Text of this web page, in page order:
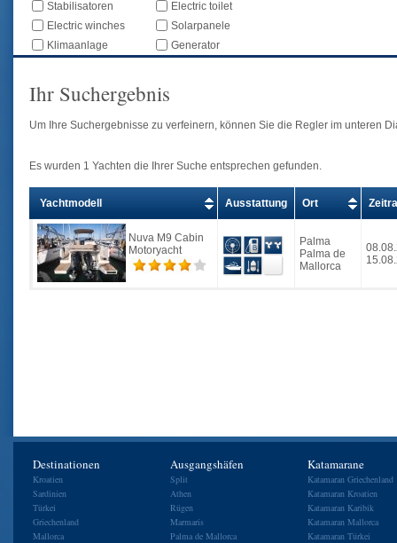
Stabilisatoren
Electric toilet
Electric winches
Solarpanele
Klimaanlage
Generator
Ihr Suchergebnis
Um Ihre Suchergebnisse zu verfeinern, können Sie die Regler im unteren
Es wurden 1 Yachten die Ihrer Suche entsprechen gefunden.
Yachtmodell Ausstattung Ort
Nuva M9 Cabin
Motoryacht
Palma
Palma de
Mallorca
Destinationen
Kroatien
Sardinien
Türkei
Griechenland
Mallorca
Ausgangshäfen
Split
Athen
Rügen
Marmaris
Palma de Mallorca
Katamarane
Katamaran Griechenland
Katamaran Kroatien
Katamaran Karibik
Katamaran Mallorca
Katamaran Türkei